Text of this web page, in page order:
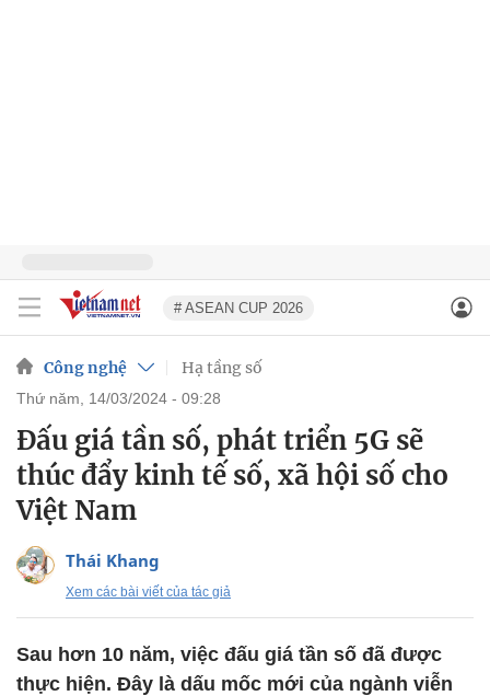
# ASEAN CUP 2026
Công nghệ Hạ tầng số
thứ năm, 14/03/2024 - 09:28
Đấu giá tần số, phát triển 5G sẽ
thúc đẩy kinh tế số, xã hội số cho
Việt Nam
Thái Khang
Xem các bài viết của tác giả
Sau hơn 10 năm, việc đấu giá tần số đã được
thực hiện. Đây là dấu mốc mới của ngành viễn